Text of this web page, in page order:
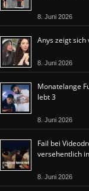
8. Juni 2026
Anys zeigt
8. Juni 2026
Monatelange
lebt 3
8. Juni 2026
Fail bei
versehentlich
8. Juni 2026